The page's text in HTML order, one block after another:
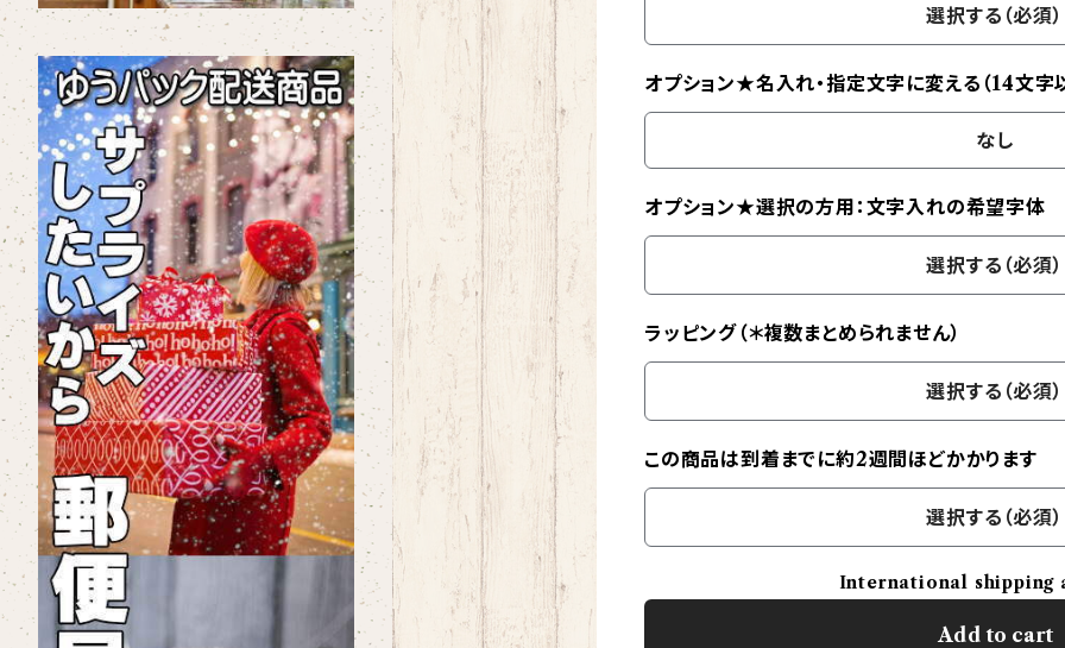
選択する（必須）
オプション★名入れ・指定文字に変える（14文字
なし
オプション★選択の方用：文字入れの希望字体
選択する（必須）
ラッピング（＊複数まとめられません）
選択する（必須）
この商品は到着までに約2週間ほどかかります
選択する（必須）
International shipping
Add to cart